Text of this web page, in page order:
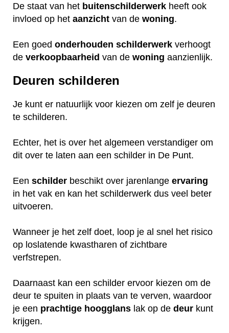
De staat van het buitenschilderwerk heeft ook
invloed op het aanzicht van de woning.
Een goed onderhouden schilderwerk verhoogt
de verkoopbaarheid van de woning aanzienlijk.
Deuren schilderen
Je kunt er natuurlijk voor kiezen om zelf je deuren
te schilderen.
Echter, het is over het algemeen verstandiger om
dit over te laten aan een schilder in De Punt.
Een schilder beschikt over jarenlange ervaring
in het vak en kan het schilderwerk dus veel beter
uitvoeren.
Wanneer je het zelf doet, loop je al snel het risico
op loslatende kwastharen of zichtbare
verfstrepen.
Daarnaast kan een schilder ervoor kiezen om de
deur te spuiten in plaats van te verven, waardoor
je een prachtige hoogglans lak op de deur kunt
krijgen.